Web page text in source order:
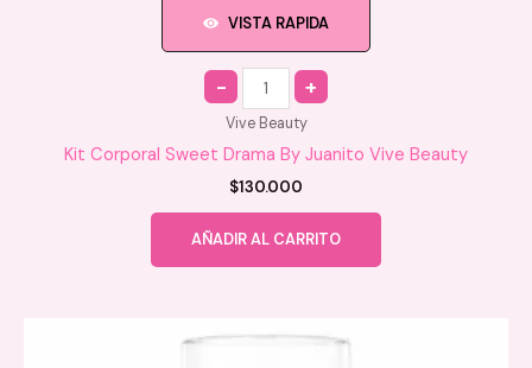
VISTA RAPIDA
Quantity
Vive Beauty
Kit Corporal Sweet Drama By Juanito Vive Beauty
$130.000
AÑADIR AL CARRITO